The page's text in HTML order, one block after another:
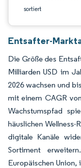
sortiert
Entsafter-
Die Größe des
Milliarden USD im
2026 wachsen und
mit einem CAGR
Wachstumspfad
häuslichen Wellness-
digitale Kanäle
Sortiment
Europäischen Union,